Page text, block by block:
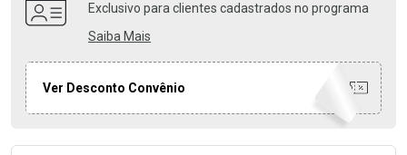
Exclusivo para clientes cadastrados no programa
Saiba Mais
Ver Desconto Convênio